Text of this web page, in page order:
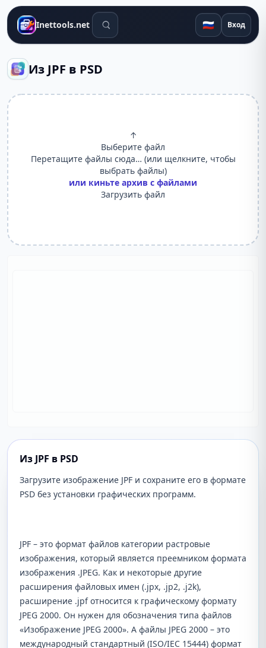
Inettools.net Поиск инструментов 🇷🇺 Вход
Из JPF в PSD
↑
Выберите файл
Перетащите файлы сюда… (или щелкните, чтобы
выбрать файлы)
или киньте архив с файлами
Загрузить файл
Из JPF в PSD
Загрузите изображение JPF и сохраните его в формате
PSD без установки графических программ.
JPF – это формат файлов категории растровые
изображения, который является преемником формата
изображения .JPEG. Как и некоторые другие
расширения файловых имен (.jpx, .jp2, .j2k),
расширение .jpf относится к графическому формату
JPEG 2000. Он нужен для обозначения типа файлов
«Изображение JPEG 2000». А файлы JPEG 2000 – это
международный стандартный (ISO/IEC 15444) формат